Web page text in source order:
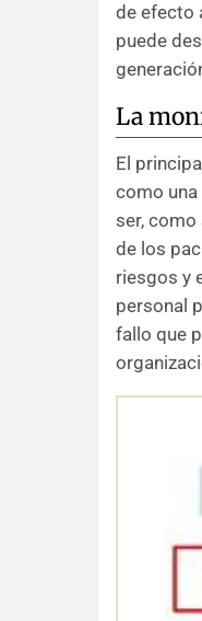
de efecto
puede
La
El
como
ser, como
de los
riesgos y
personal
fallo que